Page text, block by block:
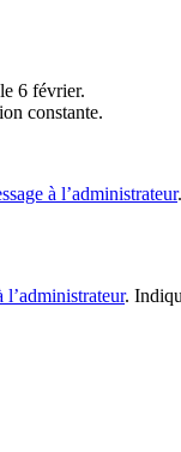
6 février.
constante.
à l’administrateur.
l’administrateur.